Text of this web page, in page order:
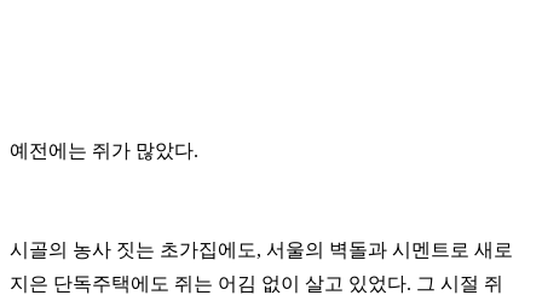
예전에는 쥐가 많았다.
시골의 농사 짓는 초가집에도, 서울의 벽돌과 시멘트로 새로
지은 단독주택에도 쥐는 어김 없이 살고 있었다. 그 시절 쥐